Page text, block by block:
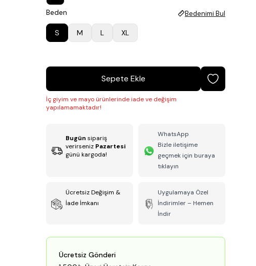
Beden Bedenimi Bul
S M L XL
Sepete Ekle
İç giyim ve mayo ürünlerinde iade ve değişim
yapılamamaktadır!
Bugün sipariş
verirseniz Pazartesi
günü kargoda!
WhatsApp
Bizle iletişime
geçmek için buraya
tıklayın
Ücretsiz Değişim &
İade İmkanı
Uygulamaya Özel
İndirimler – Hemen
İndir
Ücretsiz Gönderi